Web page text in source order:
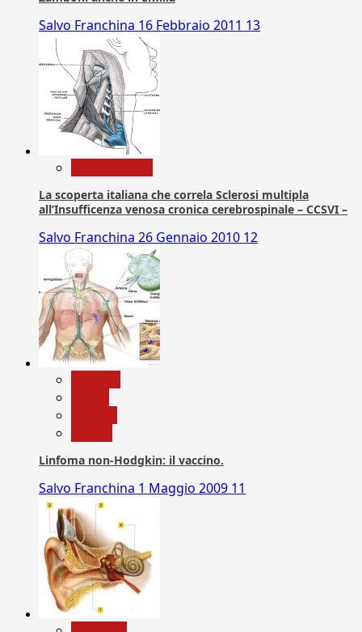
Salvo Franchina 16 Febbraio 2011 13
La scoperta italiana che correla Sclerosi multipla
all’Insufficenza venosa cronica cerebrospinale – CCSVI –
Salvo Franchina 26 Gennaio 2010 12
Linfoma non-Hodgkin: il vaccino.
Salvo Franchina 1 Maggio 2009 11